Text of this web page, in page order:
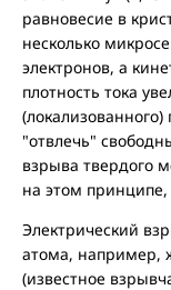
равновесие в
несколько
электронов, а
плотность тока
"отвлечь"
взрыва твердого
на этом принципе,
Электрический
атома, например,
(известное